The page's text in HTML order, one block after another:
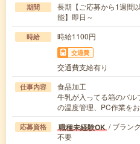
期間
長期【ご応募から1週間
能】即日～
時給 時給1100円
交通費
交通費支給有り
仕事内容
食品加工
牛乳が入ってる箱のバ
の温度管理、PC作業を
応募資格 職種未経験OK / ブラン
不要